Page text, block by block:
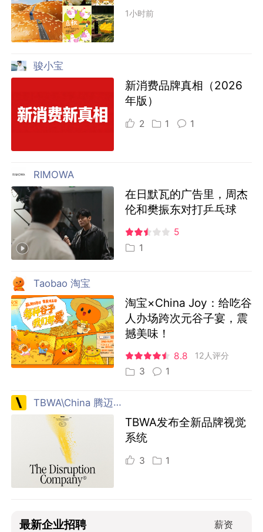
1小时前
骏小宝
新消费品牌真相（2026
年版）
2 1 1
RIMOWA
在日默瓦的广告里，周杰
伦和樊振东对打乒乓球
5
1
Taobao 淘宝
淘宝×China Joy：给吃谷
人办场跨次元谷子宴，震
撼美味！
8.8 12人评分
3 1
TBWA\China 腾迈 中国
TBWA发布全新品牌视觉
系统
3 1
最新企业招聘 薪资